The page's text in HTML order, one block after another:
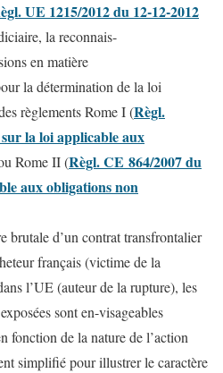
UE 1215/2012 du 12-12-2012
la reconnais-
en matière
la détermination de la loi
règlements Rome I (Règl.
la loi applicable aux
Rome II (Règl. CE 864/2007 du
aux obligations non
brutale d’un contrat transfrontalier
français (victime de la
l’UE (auteur de la rupture), les
sont en-visageables
fonction de la nature de l’action
simplifié pour illustrer le caractère